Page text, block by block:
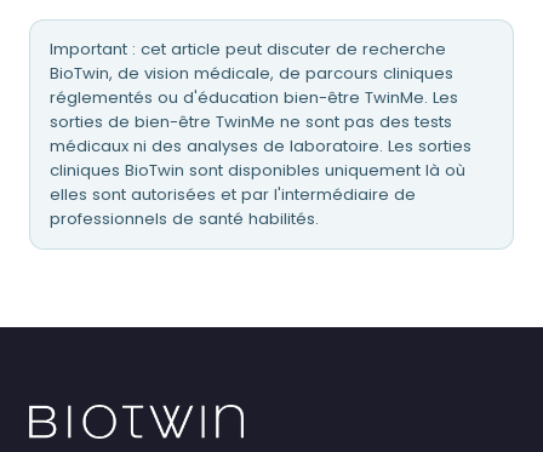
Important : cet article peut discuter de recherche
BioTwin, de vision médicale, de parcours cliniques
réglementés ou d'éducation bien-être TwinMe. Les
sorties de bien-être TwinMe ne sont pas des tests
médicaux ni des analyses de laboratoire. Les sorties
cliniques BioTwin sont disponibles uniquement là où
elles sont autorisées et par l'intermédiaire de
professionnels de santé habilités.